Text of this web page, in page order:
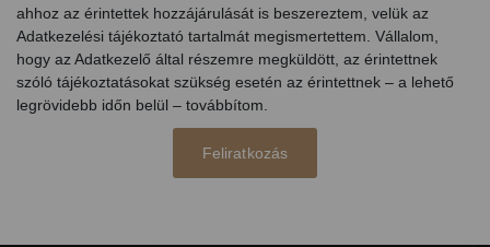
ahhoz az érintettek hozzájárulását is beszereztem, velük az
Adatkezelési tájékoztató tartalmát megismertettem. Vállalom,
hogy az Adatkezelő által részemre megküldött, az érintettnek
szóló tájékoztatásokat szükség esetén az érintettnek – a lehető
legrövidebb időn belül – továbbítom.
Feliratkozás